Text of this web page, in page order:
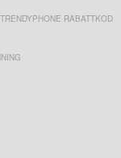
RABATTKOD